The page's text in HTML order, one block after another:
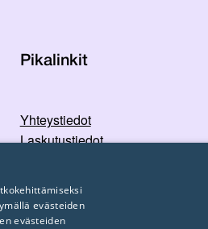
Pikalinkit
Yhteystiedot
Laskutustiedot
Turvallisemman tilan periaatteet
evästeiden
evästeiden